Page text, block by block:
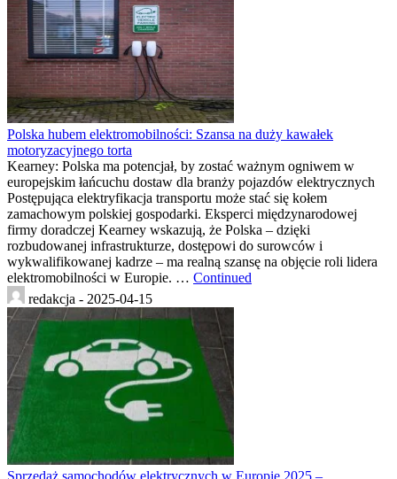
Polska hubem elektromobilności: Szansa na duży kawałek
motoryzacyjnego torta
Kearney: Polska ma potencjał, by zostać ważnym ogniwem w
europejskim łańcuchu dostaw dla branży pojazdów elektrycznych
Postępująca elektryfikacja transportu może stać się kołem
zamachowym polskiej gospodarki. Eksperci międzynarodowej
firmy doradczej Kearney wskazują, że Polska – dzięki
rozbudowanej infrastrukturze, dostępowi do surowców i
wykwalifikowanej kadrze – ma realną szansę na objęcie roli lidera
elektromobilności w Europie. … Continued
redakcja - 2025-04-15
Sprzedaż samochodów elektrycznych w Europie 2025 –